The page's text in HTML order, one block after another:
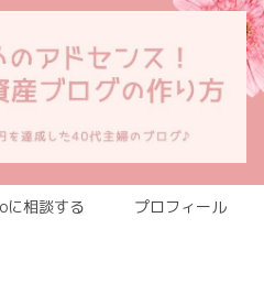
に相談する プロフィール